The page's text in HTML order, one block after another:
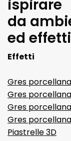
ispirare
da
ed effetti
Effetti
Gres
Gres
Gres
Gres
Piastrelle 3D